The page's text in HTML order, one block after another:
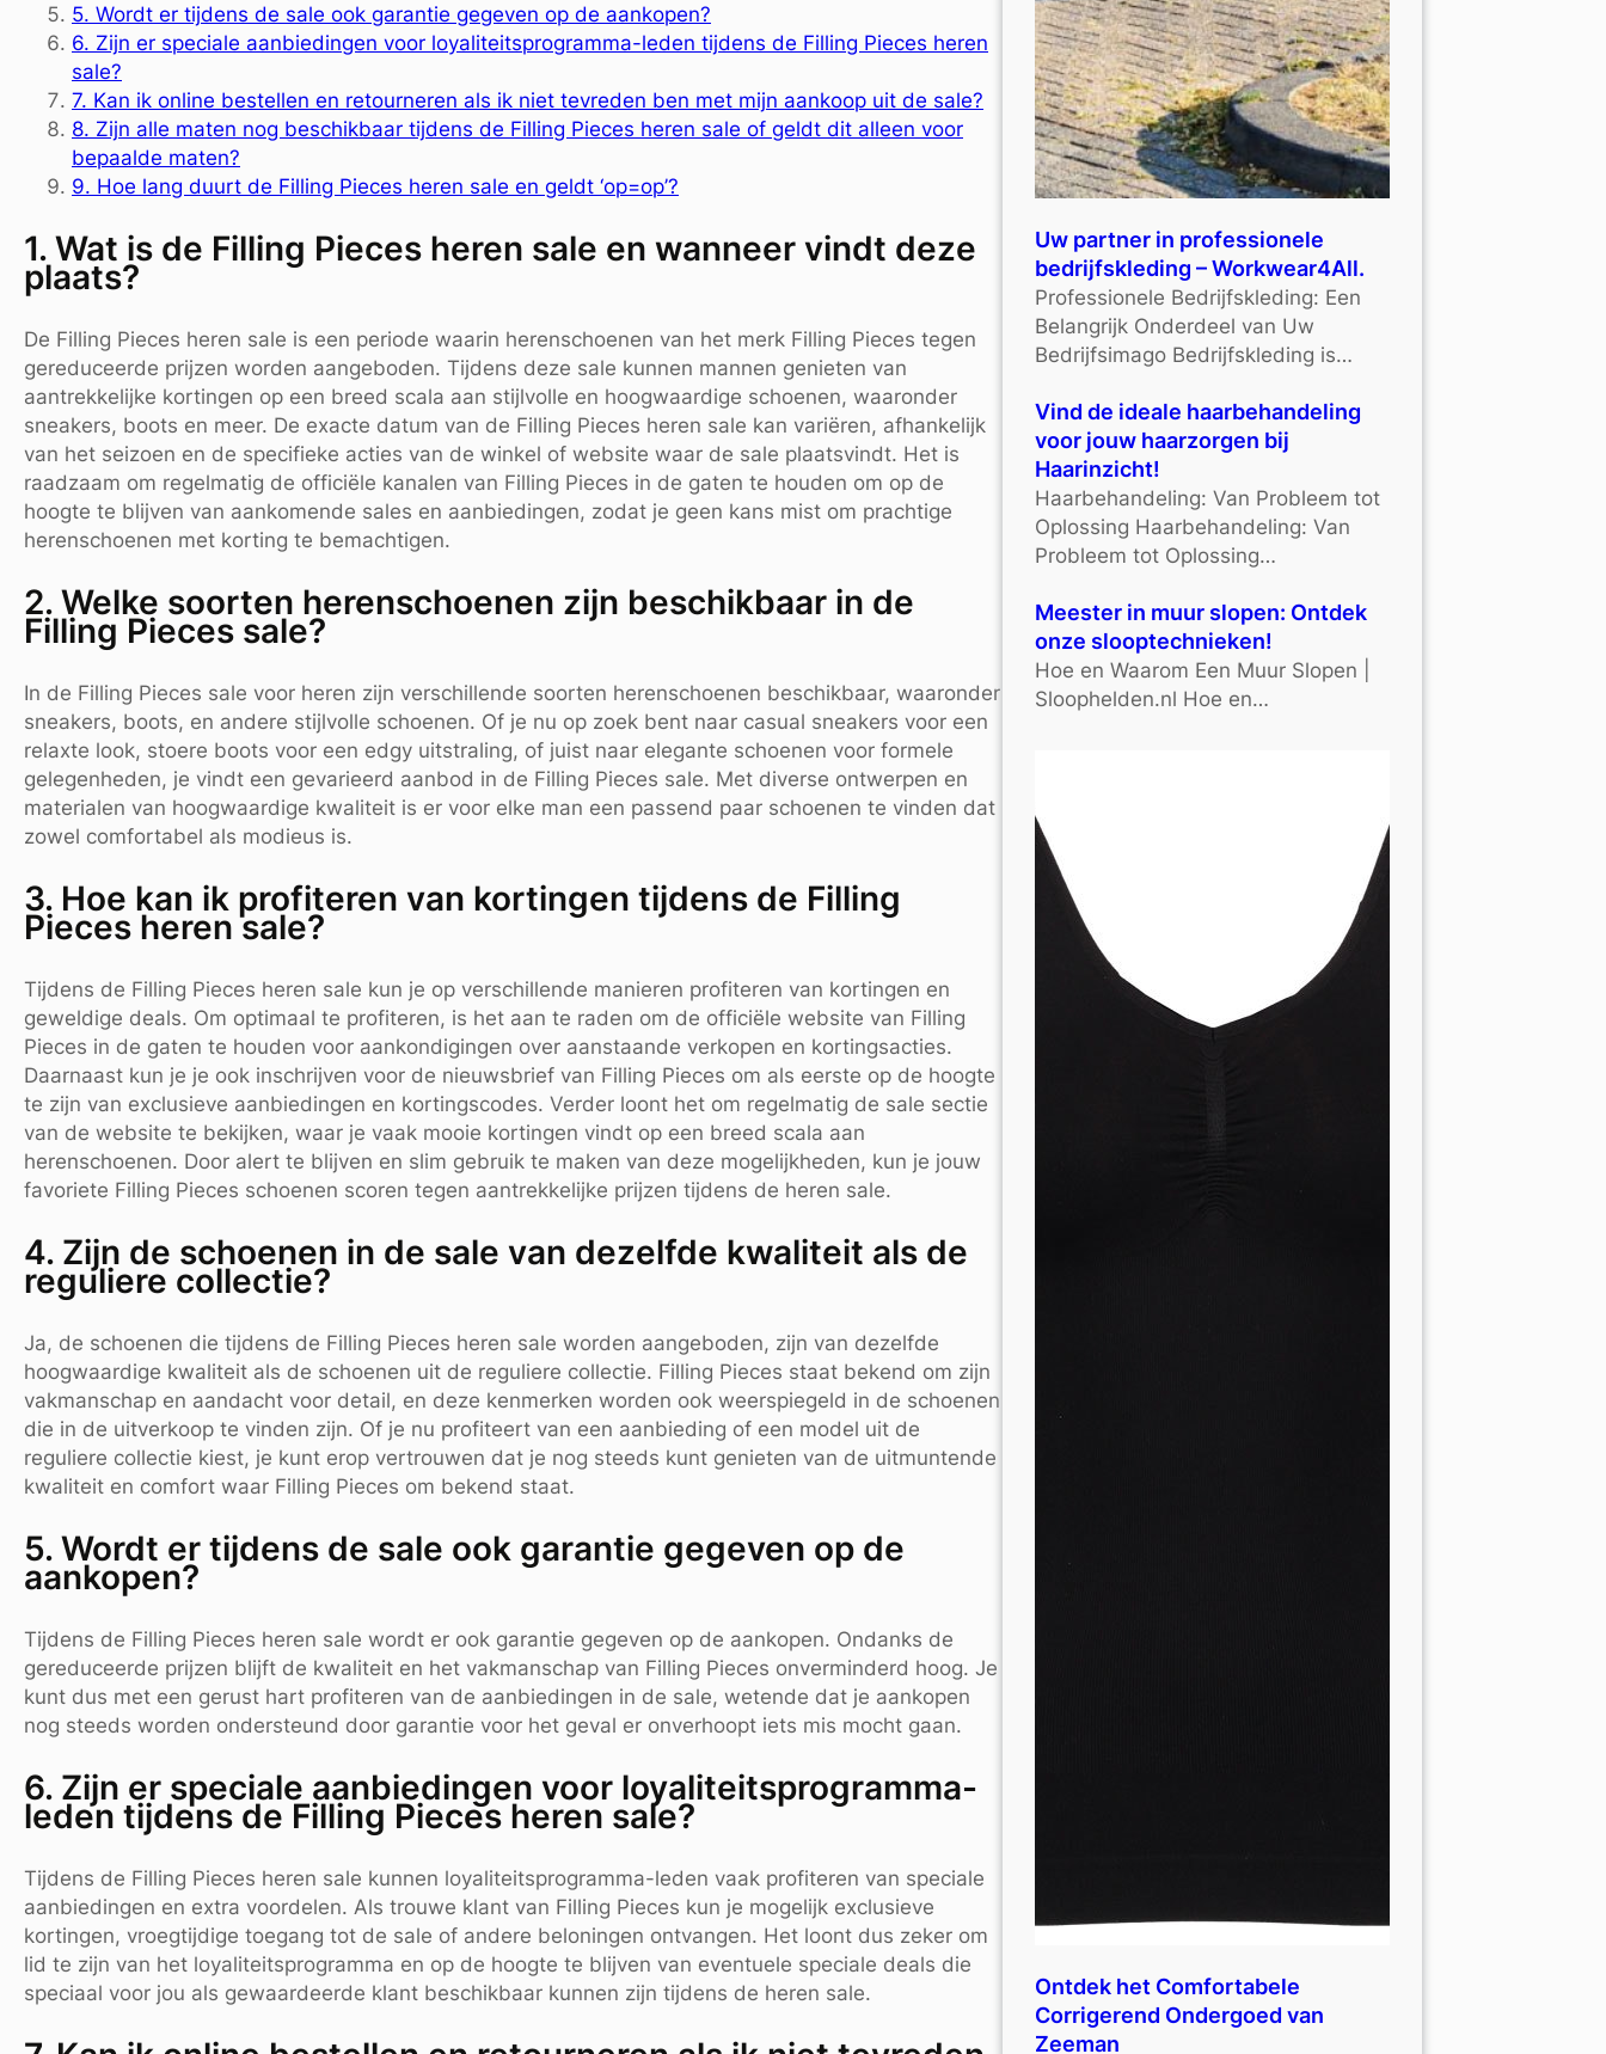
5. Wordt er tijdens de sale ook garantie gegeven op de aankopen?
6. Zijn er speciale aanbiedingen voor loyaliteitsprogramma-leden tijdens de Filling Pieces heren
sale?
7. Kan ik online bestellen en retourneren als ik niet tevreden ben met mijn aankoop uit de sale?
8. Zijn alle maten nog beschikbaar tijdens de Filling Pieces heren sale of geldt dit alleen voor
bepaalde maten?
9. Hoe lang duurt de Filling Pieces heren sale en geldt ‘op=op’?
1. Wat is de Filling Pieces heren sale en wanneer vindt deze
plaats?
De Filling Pieces heren sale is een periode waarin herenschoenen van het merk Filling Pieces tegen
gereduceerde prijzen worden aangeboden. Tijdens deze sale kunnen mannen genieten van
aantrekkelijke kortingen op een breed scala aan stijlvolle en hoogwaardige schoenen, waaronder
sneakers, boots en meer. De exacte datum van de Filling Pieces heren sale kan variëren, afhankelijk
van het seizoen en de specifieke acties van de winkel of website waar de sale plaatsvindt. Het is
raadzaam om regelmatig de officiële kanalen van Filling Pieces in de gaten te houden om op de
hoogte te blijven van aankomende sales en aanbiedingen, zodat je geen kans mist om prachtige
herenschoenen met korting te bemachtigen.
2. Welke soorten herenschoenen zijn beschikbaar in de
Filling Pieces sale?
In de Filling Pieces sale voor heren zijn verschillende soorten herenschoenen beschikbaar, waaronder
sneakers, boots, en andere stijlvolle schoenen. Of je nu op zoek bent naar casual sneakers voor een
relaxte look, stoere boots voor een edgy uitstraling, of juist naar elegante schoenen voor formele
gelegenheden, je vindt een gevarieerd aanbod in de Filling Pieces sale. Met diverse ontwerpen en
materialen van hoogwaardige kwaliteit is er voor elke man een passend paar schoenen te vinden dat
zowel comfortabel als modieus is.
3. Hoe kan ik profiteren van kortingen tijdens de Filling
Pieces heren sale?
Tijdens de Filling Pieces heren sale kun je op verschillende manieren profiteren van kortingen en
geweldige deals. Om optimaal te profiteren, is het aan te raden om de officiële website van Filling
Pieces in de gaten te houden voor aankondigingen over aanstaande verkopen en kortingsacties.
Daarnaast kun je je ook inschrijven voor de nieuwsbrief van Filling Pieces om als eerste op de hoogte
te zijn van exclusieve aanbiedingen en kortingscodes. Verder loont het om regelmatig de sale sectie
van de website te bekijken, waar je vaak mooie kortingen vindt op een breed scala aan
herenschoenen. Door alert te blijven en slim gebruik te maken van deze mogelijkheden, kun je jouw
favoriete Filling Pieces schoenen scoren tegen aantrekkelijke prijzen tijdens de heren sale.
4. Zijn de schoenen in de sale van dezelfde kwaliteit als de
reguliere collectie?
Ja, de schoenen die tijdens de Filling Pieces heren sale worden aangeboden, zijn van dezelfde
hoogwaardige kwaliteit als de schoenen uit de reguliere collectie. Filling Pieces staat bekend om zijn
vakmanschap en aandacht voor detail, en deze kenmerken worden ook weerspiegeld in de schoenen
die in de uitverkoop te vinden zijn. Of je nu profiteert van een aanbieding of een model uit de
reguliere collectie kiest, je kunt erop vertrouwen dat je nog steeds kunt genieten van de uitmuntende
kwaliteit en comfort waar Filling Pieces om bekend staat.
5. Wordt er tijdens de sale ook garantie gegeven op de
aankopen?
Tijdens de Filling Pieces heren sale wordt er ook garantie gegeven op de aankopen. Ondanks de
gereduceerde prijzen blijft de kwaliteit en het vakmanschap van Filling Pieces onverminderd hoog. Je
kunt dus met een gerust hart profiteren van de aanbiedingen in de sale, wetende dat je aankopen
nog steeds worden ondersteund door garantie voor het geval er onverhoopt iets mis mocht gaan.
6. Zijn er speciale aanbiedingen voor loyaliteitsprogramma-
leden tijdens de Filling Pieces heren sale?
Tijdens de Filling Pieces heren sale kunnen loyaliteitsprogramma-leden vaak profiteren van speciale
aanbiedingen en extra voordelen. Als trouwe klant van Filling Pieces kun je mogelijk exclusieve
kortingen, vroegtijdige toegang tot de sale of andere beloningen ontvangen. Het loont dus zeker om
lid te zijn van het loyaliteitsprogramma en op de hoogte te blijven van eventuele speciale deals die
speciaal voor jou als gewaardeerde klant beschikbaar kunnen zijn tijdens de heren sale.
Uw partner in professionele
bedrijfskleding – Workwear4All.
Professionele Bedrijfskleding: Een
Belangrijk Onderdeel van Uw
Bedrijfsimago Bedrijfskleding is…
Vind de ideale haarbehandeling
voor jouw haarzorgen bij
Haarinzicht!
Haarbehandeling: Van Probleem tot
Oplossing Haarbehandeling: Van
Probleem tot Oplossing…
Meester in muur slopen: Ontdek
onze slooptechnieken!
Hoe en Waarom Een Muur Slopen |
Sloophelden.nl Hoe en…
Ontdek het Comfortabele
Corrigerend Ondergoed van
Zeeman